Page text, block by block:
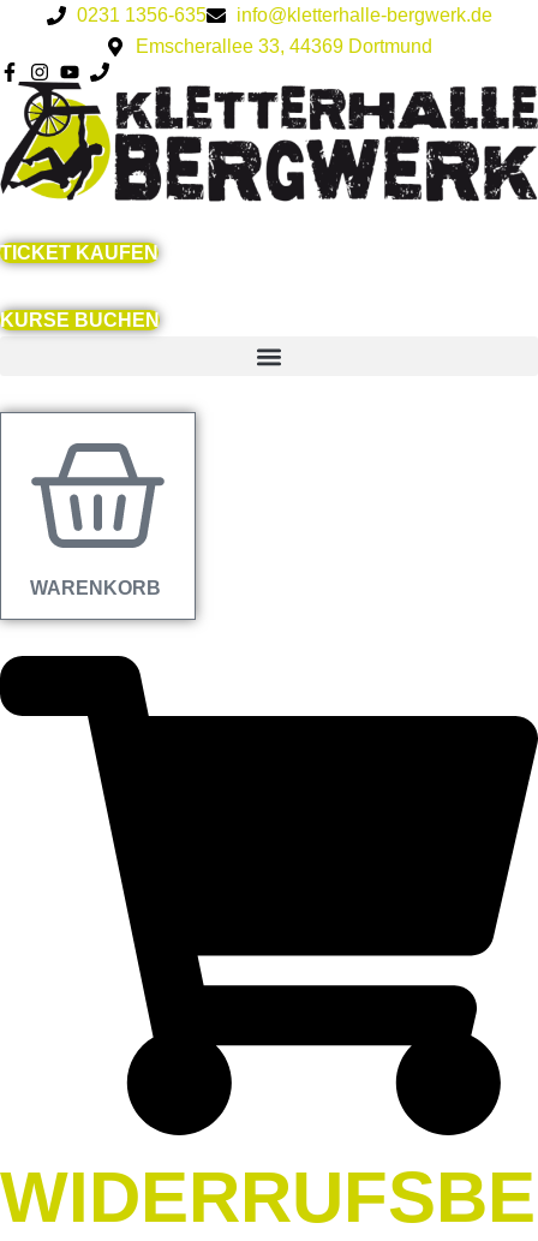
springen
0231 1356-635
info@kletterhalle-bergwerk.de
Emscherallee 33, 44369 Dortmund
TICKET KAUFEN
KURSE BUCHEN
WARENKORB